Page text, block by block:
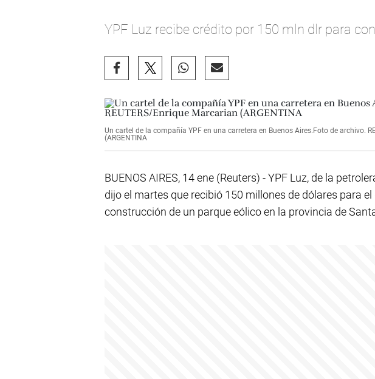
YPF Luz recibe crédito por 150 mln dlr para
Un cartel de la compañía YPF en una carretera en Buenos Aires.Foto de archivo.
(ARGENTINA
BUENOS AIRES, 14 ene (Reuters) - YPF Luz, de la
dijo el martes que recibió 150 millones de dólares para
construcción de un parque eólico en la provincia de